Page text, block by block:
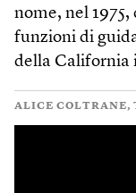
nome, nel
funzioni di
della California
ALICE COLTRANE,